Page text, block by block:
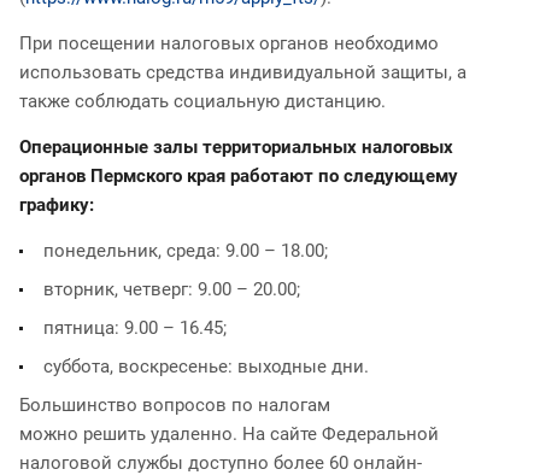
При посещении налоговых органов необходимо
использовать средства индивидуальной защиты, а
также соблюдать социальную дистанцию.
Операционные залы территориальных налоговых
органов Пермского края работают по следующему
графику:
понедельник, среда: 9.00 – 18.00;
вторник, четверг: 9.00 – 20.00;
пятница: 9.00 – 16.45;
суббота, воскресенье: выходные дни.
Большинство вопросов по налогам
можно решить удаленно. На сайте Федеральной
налоговой службы доступно более 60 онлайн-